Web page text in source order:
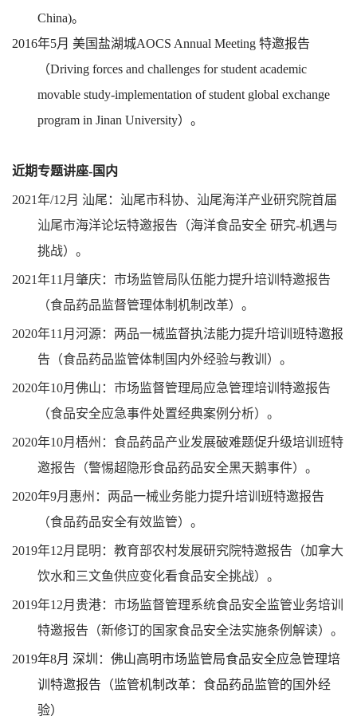
China)。
2016年5月 美国盐湖城AOCS Annual Meeting 特邀报告
（Driving forces and challenges for student academic
movable study-implementation of student global exchange
program in Jinan University）。
近期专题讲座-国内
2021年/12月 汕尾：汕尾市科协、汕尾海洋产业研究院首届
汕尾市海洋论坛特邀报告（海洋食品安全 研究-机遇与
挑战）。
2021年11 月肇庆：市场监管局队伍能力提升培训特邀报告
（食品药品监督管理体制机制改革）。
2020年11 月河源：两品一械监督执法能力提升培训班特邀报
告（食品药品监管体制国内外经验与教训）。
2020年10月佛山：市场监督管理局应急管理培训特邀报告
（食品安全应急事件处置经典案例分析）。
2020年10月梧州：食品药品产业发展破难题促升级培训班特
邀报告（警惕超隐形食品药品安全黑天鹅事件）。
2020年9月惠州：两品一械业务能力提升培训班特邀报告
（食品药品安全有效监管）。
2019年12月昆明：教育部农村发展研究院特邀报告（加拿大
饮水和三文鱼供应变化看食品安全挑战）。
2019年12月贵港：市场监督管理系统食品安全监管业务培训
特邀报告（新修订的国家食品安全法实施条例解读）。
2019年8月 深圳：佛山高明市场监管局食品安全应急管理培
训特邀报告（监管机制改革：食品药品监管的国外经
验）